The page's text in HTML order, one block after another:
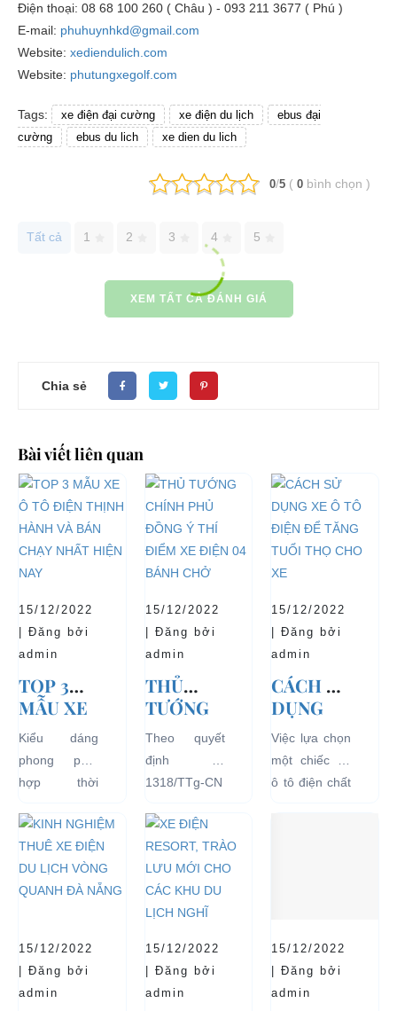
Điện thoại: 08 68 100 260 ( Châu ) - 093 211 3677 ( Phú )
E-mail: phuhuynhkd@gmail.com
Website: xediendulich.com
Website: phutungxegolf.com
Tags: xe điện đại cường xe điện du lịch
ebus đại
cường
ebus du lich xe dien du lich
0/5 ( 0 bình chọn )
Tất cả 1 2 3 4 5
XEM TẤT CẢ ĐÁNH GIÁ
Chia sẻ
Bài viết liên quan
15/12/2022
| Đăng bởi
admin
TOP 3
MẪU XE
Ô TÔ
ĐIỆN
THỊNH
HÀNH VÀ
BÁN
CHẠY
NHẤT
HIỆN
Kiểu dáng
phong phú,
hợp thời
dàng sử dụng
mà thân thiện
với môi
trường, đặc
những ưu...
15/12/2022
| Đăng bởi
admin
THỦ
TƯỚNG
CHÍNH
PHỦ
ĐỒNG Ý
ĐIỂM XE
ĐIỆN 04
BÁNH
CHỞ
KHÁCH
TẠI CÁC
KHU VỰC
HẠN
Theo quyết
định số
1318/TTg-CN
27/09/2018,
Thủ tướng
Chính phủ đã
đồng ý việc
thí điểm việc
chạy bằng
15/12/2022
| Đăng bởi
admin
CÁCH SỬ
DỤNG
XE Ô TÔ
ĐIỆN ĐỂ
TĂNG
TUỔI
Việc lựa chọn
một chiếc xe
ô tô điện chất
15/12/2022
| Đăng bởi
admin
15/12/2022
| Đăng bởi
admin
15/12/2022
| Đăng bởi
admin